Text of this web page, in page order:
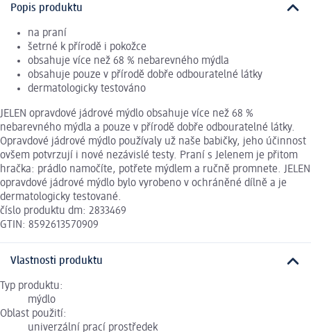
Popis produktu
na praní
šetrné k přírodě i pokožce
obsahuje více než 68 % nebarevného mýdla
obsahuje pouze v přírodě dobře odbouratelné látky
dermatologicky testováno
JELEN opravdové jádrové mýdlo obsahuje více než 68 %
nebarevného mýdla a pouze v přírodě dobře odbouratelné látky.
Opravdové jádrové mýdlo používaly už naše babičky, jeho účinnost
ovšem potvrzují i nové nezávislé testy. Praní s Jelenem je přitom
hračka: prádlo namočíte, potřete mýdlem a ručně promnete. JELEN
opravdové jádrové mýdlo bylo vyrobeno v ochráněné dílně a je
dermatologicky testované.
číslo produktu dm: 2833469
GTIN: 8592613570909
Vlastnosti produktu
Typ produktu:
mýdlo
Oblast použití:
univerzální prací prostředek